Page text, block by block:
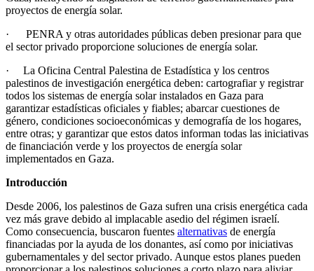
proyectos de energía solar.
· PENRA y otras autoridades públicas deben presionar para que
el sector privado proporcione soluciones de energía solar.
· La Oficina Central Palestina de Estadística y los centros
palestinos de investigación energética deben: cartografiar y registrar
todos los sistemas de energía solar instalados en Gaza para
garantizar estadísticas oficiales y fiables; abarcar cuestiones de
género, condiciones socioeconómicas y demografía de los hogares,
entre otras; y garantizar que estos datos informan todas las iniciativas
de financiación verde y los proyectos de energía solar
implementados en Gaza.
Introducción
Desde 2006, los palestinos de Gaza sufren una crisis energética cada
vez más grave debido al implacable asedio del régimen israelí.
Como consecuencia, buscaron fuentes alternativas de energía
financiadas por la ayuda de los donantes, así como por iniciativas
gubernamentales y del sector privado. Aunque estos planes pueden